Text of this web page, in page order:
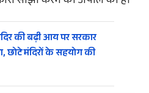
की बढ़ी आय पर सरकार
छोटे मंदिरों के सहयोग की